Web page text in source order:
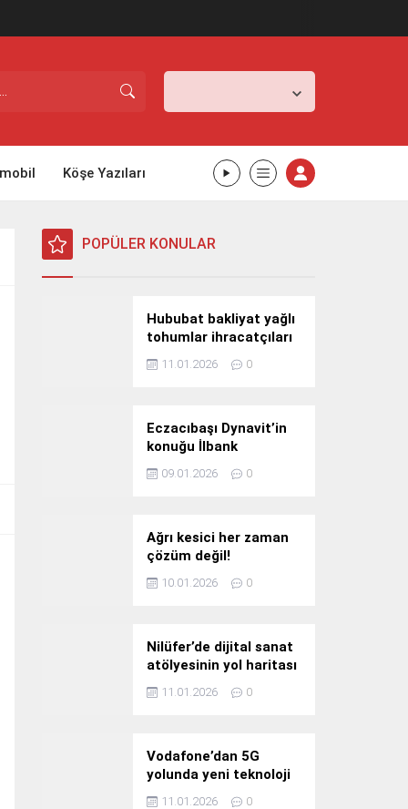
Köşe Yazıları
POPÜLER KONULAR
Hububat bakliyat yağlı
tohumlar ihracatçıları
Güney Kore yolcusu
11.01.2026 0
Eczacıbaşı Dynavit’in
konuğu İlbank
09.01.2026 0
Ağrı kesici her zaman
çözüm değil!
10.01.2026 0
Nilüfer’de dijital sanat
atölyesinin yol haritası
konuşuldu
11.01.2026 0
Vodafone’dan 5G
yolunda yeni teknoloji
yatırımı
11.01.2026 0